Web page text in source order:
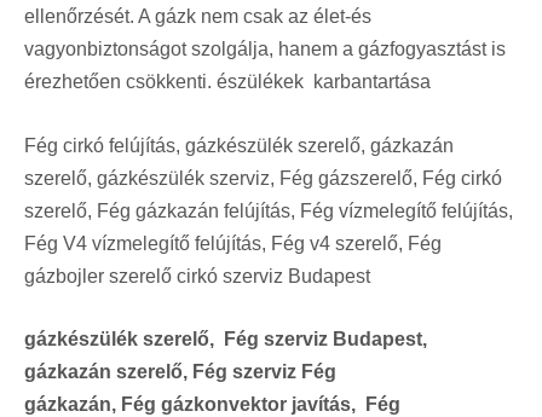
ellenőrzését. A gázk nem csak az élet-és
vagyonbiztonságot szolgálja, hanem a gázfogyasztást is
érezhetően csökkenti. észülékek karbantartása
Fég cirkó felújítás, gázkészülék szerelő, gázkazán
szerelő, gázkészülék szerviz, Fég gázszerelő, Fég cirkó
szerelő, Fég gázkazán felújítás, Fég vízmelegítő felújítás,
Fég V4 vízmelegítő felújítás, Fég v4 szerelő, Fég
gázbojler szerelő cirkó szerviz Budapest
gázkészülék szerelő, Fég szerviz Budapest,
gázkazán szerelő, Fég szerviz Fég
gázkazán, Fég gázkonvektor javítás, Fég